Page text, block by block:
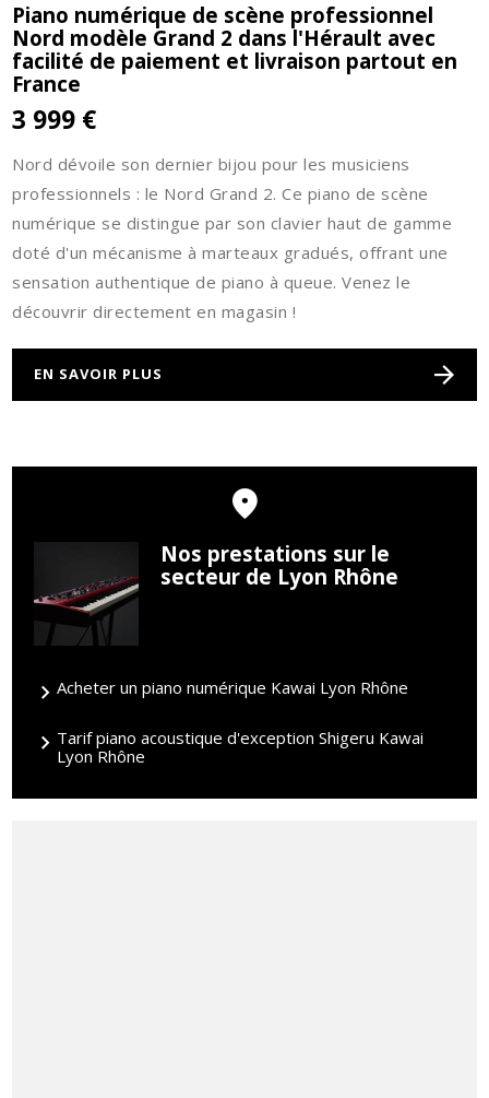
Piano numérique de scène professionnel
Nord modèle Grand 2 dans l'Hérault avec
facilité de paiement et livraison partout en
France
3 999 €
Nord dévoile son dernier bijou pour les musiciens
professionnels : le Nord Grand 2. Ce piano de scène
numérique se distingue par son clavier haut de gamme
doté d'un mécanisme à marteaux gradués, offrant une
sensation authentique de piano à queue. Venez le
découvrir directement en magasin !
EN SAVOIR PLUS
Nos prestations sur le
secteur de Lyon Rhône
Acheter un piano numérique Kawai Lyon Rhône
Tarif piano acoustique d'exception Shigeru Kawai
Lyon Rhône